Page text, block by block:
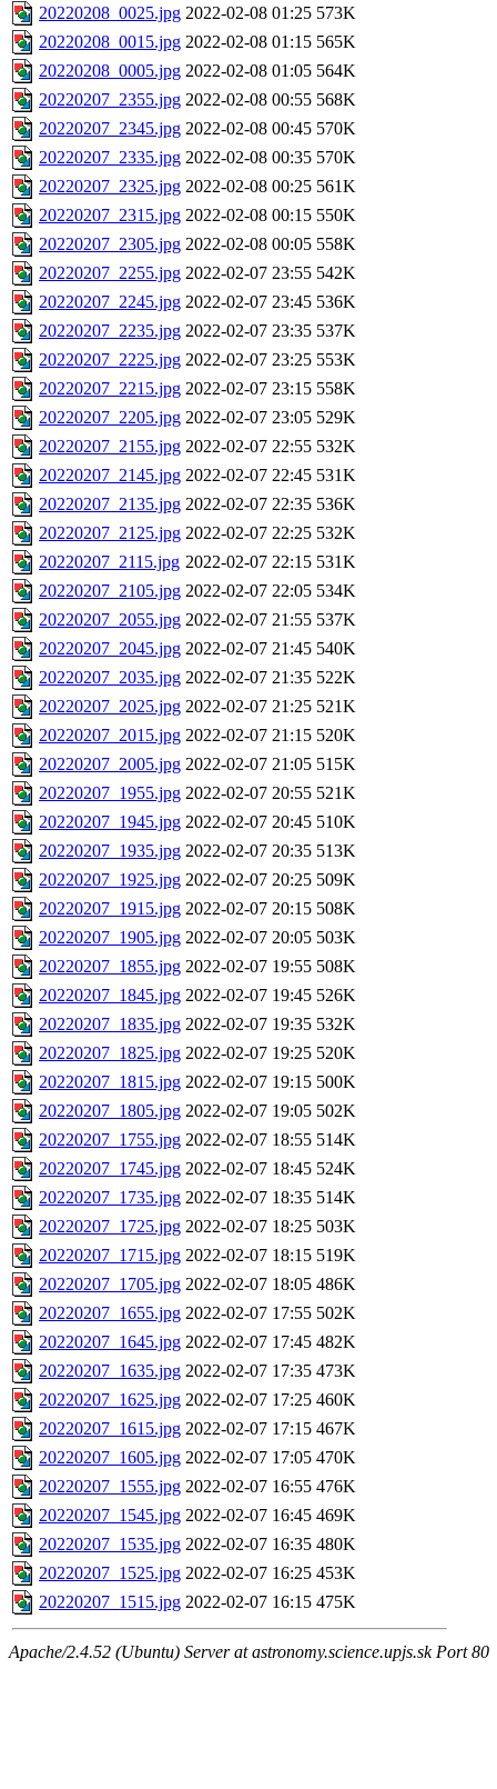
20220208_0025.jpg 2022-02-08 01:25 573K
20220208_0015.jpg 2022-02-08 01:15 565K
20220208_0005.jpg 2022-02-08 01:05 564K
20220207_2355.jpg 2022-02-08 00:55 568K
20220207_2345.jpg 2022-02-08 00:45 570K
20220207_2335.jpg 2022-02-08 00:35 570K
20220207_2325.jpg 2022-02-08 00:25 561K
20220207_2315.jpg 2022-02-08 00:15 550K
20220207_2305.jpg 2022-02-08 00:05 558K
20220207_2255.jpg 2022-02-07 23:55 542K
20220207_2245.jpg 2022-02-07 23:45 536K
20220207_2235.jpg 2022-02-07 23:35 537K
20220207_2225.jpg 2022-02-07 23:25 553K
20220207_2215.jpg 2022-02-07 23:15 558K
20220207_2205.jpg 2022-02-07 23:05 529K
20220207_2155.jpg 2022-02-07 22:55 532K
20220207_2145.jpg 2022-02-07 22:45 531K
20220207_2135.jpg 2022-02-07 22:35 536K
20220207_2125.jpg 2022-02-07 22:25 532K
20220207_2115.jpg 2022-02-07 22:15 531K
20220207_2105.jpg 2022-02-07 22:05 534K
20220207_2055.jpg 2022-02-07 21:55 537K
20220207_2045.jpg 2022-02-07 21:45 540K
20220207_2035.jpg 2022-02-07 21:35 522K
20220207_2025.jpg 2022-02-07 21:25 521K
20220207_2015.jpg 2022-02-07 21:15 520K
20220207_2005.jpg 2022-02-07 21:05 515K
20220207_1955.jpg 2022-02-07 20:55 521K
20220207_1945.jpg 2022-02-07 20:45 510K
20220207_1935.jpg 2022-02-07 20:35 513K
20220207_1925.jpg 2022-02-07 20:25 509K
20220207_1915.jpg 2022-02-07 20:15 508K
20220207_1905.jpg 2022-02-07 20:05 503K
20220207_1855.jpg 2022-02-07 19:55 508K
20220207_1845.jpg 2022-02-07 19:45 526K
20220207_1835.jpg 2022-02-07 19:35 532K
20220207_1825.jpg 2022-02-07 19:25 520K
20220207_1815.jpg 2022-02-07 19:15 500K
20220207_1805.jpg 2022-02-07 19:05 502K
20220207_1755.jpg 2022-02-07 18:55 514K
20220207_1745.jpg 2022-02-07 18:45 524K
20220207_1735.jpg 2022-02-07 18:35 514K
20220207_1725.jpg 2022-02-07 18:25 503K
20220207_1715.jpg 2022-02-07 18:15 519K
20220207_1705.jpg 2022-02-07 18:05 486K
20220207_1655.jpg 2022-02-07 17:55 502K
20220207_1645.jpg 2022-02-07 17:45 482K
20220207_1635.jpg 2022-02-07 17:35 473K
20220207_1625.jpg 2022-02-07 17:25 460K
20220207_1615.jpg 2022-02-07 17:15 467K
20220207_1605.jpg 2022-02-07 17:05 470K
20220207_1555.jpg 2022-02-07 16:55 476K
20220207_1545.jpg 2022-02-07 16:45 469K
20220207_1535.jpg 2022-02-07 16:35 480K
20220207_1525.jpg 2022-02-07 16:25 453K
20220207_1515.jpg 2022-02-07 16:15 475K
Apache/2.4.52 (Ubuntu) Server at astronomy.science.upjs.sk Port 80